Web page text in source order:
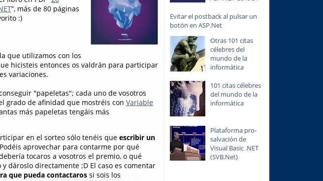
”, más de 80 páginas
:)
que utilizamos con los
hicisteis entonces os valdrán para participar
variaciones.
"papeletas"; cada uno de vosotros
grado de afinidad que mostréis con Variable
más papeletas tengáis más
en el sorteo sólo tenéis que escribir un
aprovechar para contarme por qué
tocaros a vosotros el premio, o qué
dároslo directamente ;D El caso es comentar
que pueda contactaros si sois los
Evitar el postback al pulsar un
botón en ASP.Net
Otras 101 citas
célebres del
mundo de la
informática
101 citas célebres
del mundo de la
informática
Plataforma pro-
salvación de
Visual Basic .NET
(SVB.Net)